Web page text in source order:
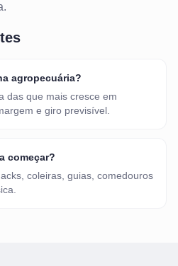
agropecuária?
das que mais cresce em
e giro previsível.
começar?
coleiras, guias, comedouros